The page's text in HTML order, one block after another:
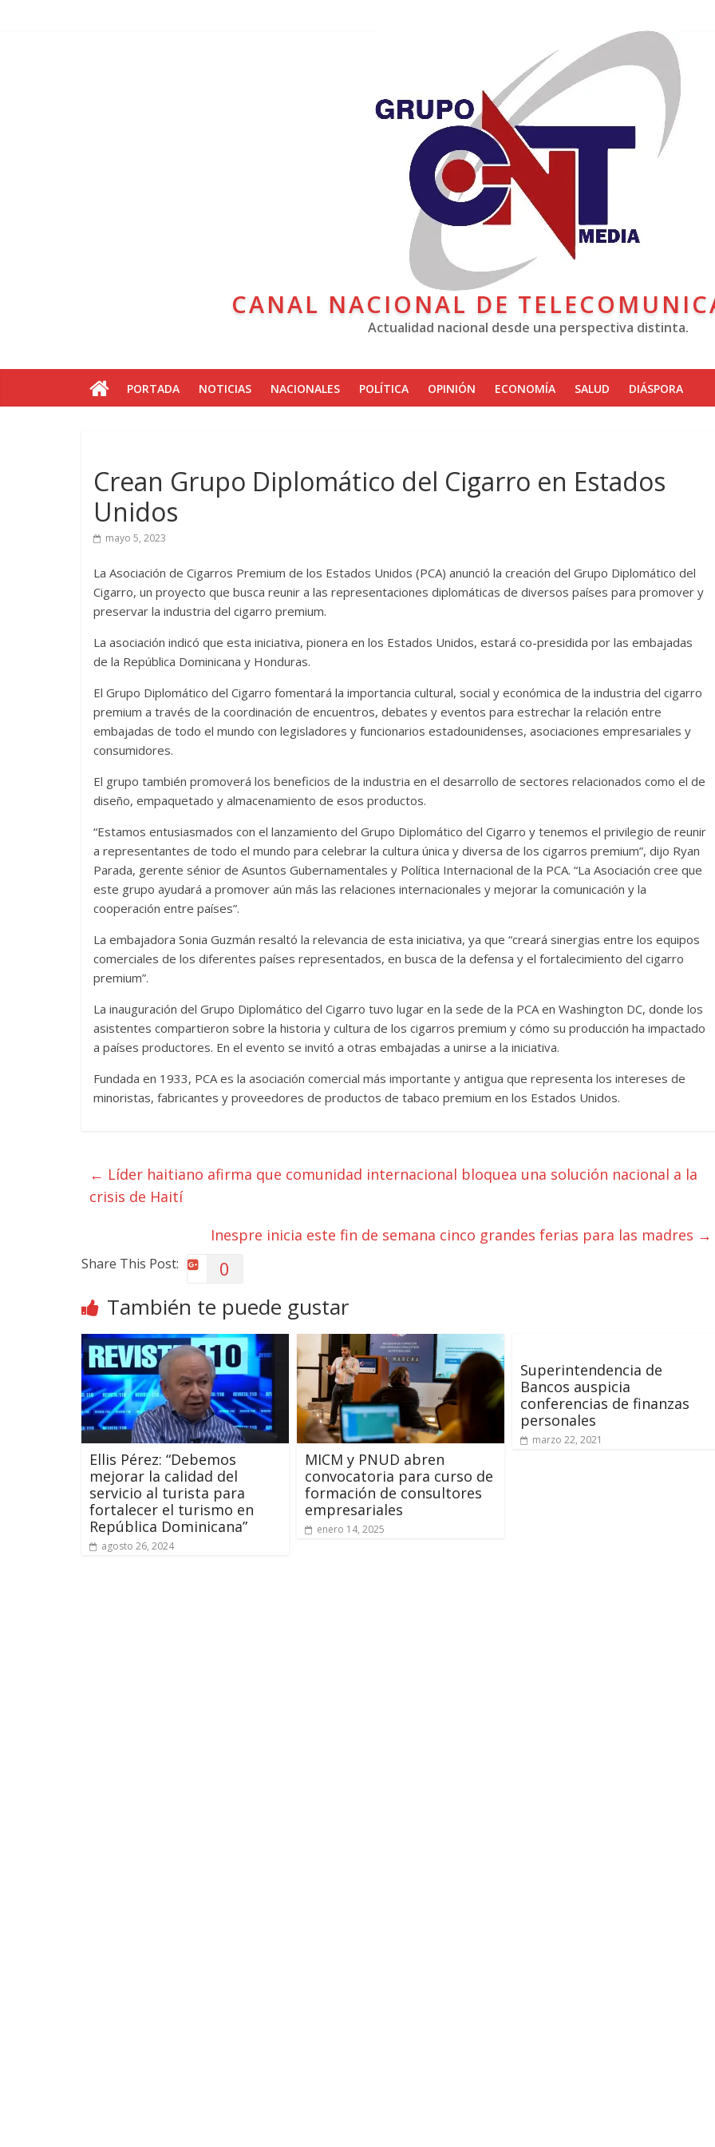
CANAL NACIONAL DE
Actualidad nacional desde una perspectiva distinta.
PORTADA NOTICIAS NACIONALES POLÍTICA OPINIÓN ECONOMÍA SALUD DIÁSPORA
Crean Grupo Diplomático del Cigarro en Estados
Unidos
mayo 5, 2023
La Asociación de Cigarros Premium de los Estados Unidos (PCA) anunció la creación del Grupo Diplomático del
Cigarro, un proyecto que busca reunir a las representaciones diplomáticas de diversos países para promover y
preservar la industria del cigarro premium.
La asociación indicó que esta iniciativa, pionera en los Estados Unidos, estará co-presidida por las embajadas
de la República Dominicana y Honduras.
El Grupo Diplomático del Cigarro fomentará la importancia cultural, social y económica de la industria del cigarro
premium a través de la coordinación de encuentros, debates y eventos para estrechar la relación entre
embajadas de todo el mundo con legisladores y funcionarios estadounidenses, asociaciones empresariales y
consumidores.
El grupo también promoverá los beneficios de la industria en el desarrollo de sectores relacionados como el de
diseño, empaquetado y almacenamiento de esos productos.
“Estamos entusiasmados con el lanzamiento del Grupo Diplomático del Cigarro y tenemos el privilegio de reunir
a representantes de todo el mundo para celebrar la cultura única y diversa de los cigarros premium”, dijo Ryan
Parada, gerente sénior de Asuntos Gubernamentales y Política Internacional de la PCA. “La Asociación cree que
este grupo ayudará a promover aún más las relaciones internacionales y mejorar la comunicación y la
cooperación entre países”.
La embajadora Sonia Guzmán resaltó la relevancia de esta iniciativa, ya que “creará sinergias entre los equipos
comerciales de los diferentes países representados, en busca de la defensa y el fortalecimiento del cigarro
premium”.
La inauguración del Grupo Diplomático del Cigarro tuvo lugar en la sede de la PCA en Washington DC, donde los
asistentes compartieron sobre la historia y cultura de los cigarros premium y cómo su producción ha impactado
a países productores. En el evento se invitó a otras embajadas a unirse a la iniciativa.
Fundada en 1933, PCA es la asociación comercial más importante y antigua que representa los intereses de
minoristas, fabricantes y proveedores de productos de tabaco premium en los Estados Unidos.
← Líder haitiano afirma que comunidad internacional bloquea una solución nacional a la
crisis de Haití
Inespre inicia este fin de semana cinco grandes ferias para las madres →
Share This Post: 0
También te puede gustar
Ellis Pérez: “Debemos
mejorar la calidad del
servicio al turista para
fortalecer el turismo en
República Dominicana”
agosto 26, 2024
MICM y PNUD abren
convocatoria para curso de
formación de consultores
empresariales
enero 14, 2025
Superintendencia de
Bancos auspicia
conferencias de finanzas
personales
marzo 22, 2021